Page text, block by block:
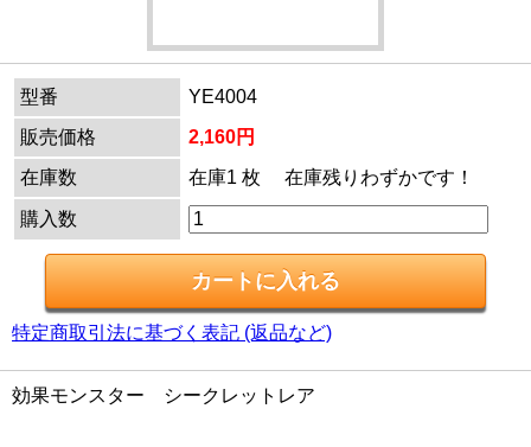
型番
YE4004
販売価格
2,160円
在庫数
在庫1 枚 在庫残りわずかです！
購入数
特定商取引法に基づく表記 (返品など)
効果モンスター シークレットレア